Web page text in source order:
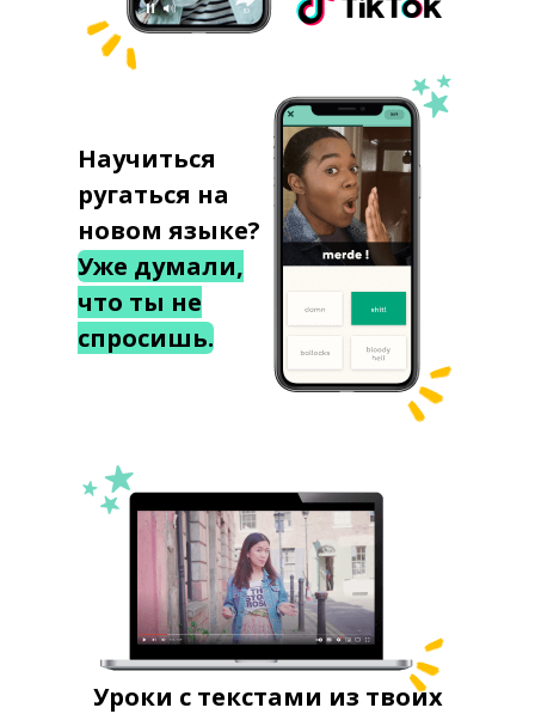
Научиться
ругаться на
новом языке?
Уже думали,
что ты не
спросишь.
Уроки с текстами из твоих